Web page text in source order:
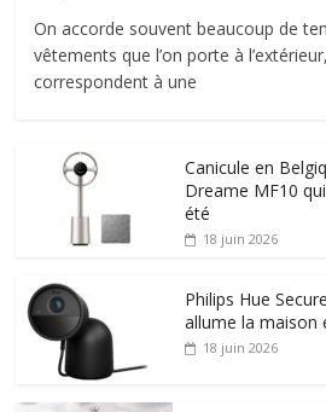
On accorde souvent beaucoup de
vêtements que l’on porte à
correspondent à une
Canicule en
Dreame MF10
été
18 juin 2026
Philips Hue
allume la maison
18 juin 2026